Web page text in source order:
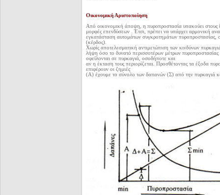
Οικονομική Αριστοποίηση
Από οικονομική άποψη, η πυροπροστασία υπακούει στους
μορφές επενδύσεων . Έτσι, πρέπει να υπάρχει αρμονική
εγκατάσταση αυτομάτων συγκροτημάτων
(κέρδος).
Χωρίς αποτελεσματική αντιμετώπιση των κινδύνων
λήψη όσο το δυνατό περισσοτέρων μέτρων πυροπροστασίας
οφείλονται σε πυρκαγιά, οσοδήποτε και
αν η έκταση τους περιορίζεται. Προσθέτοντας τα έξοδα
επιφέρουν οι ζημιές
(Α) έχουμε το σύνολο των δαπανών (Σ) από την πυρκαγιά